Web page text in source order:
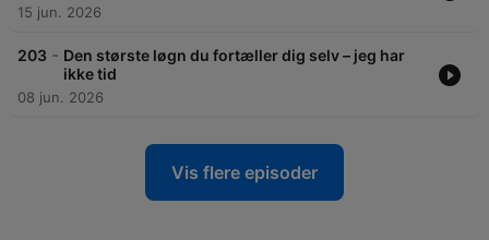
15 jun. 2026
203 - Den største løgn du fortæller dig selv – jeg har
ikke tid
08 jun. 2026
Vis flere episoder